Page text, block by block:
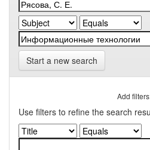
Start a new search
Add
Use filters to refine the search